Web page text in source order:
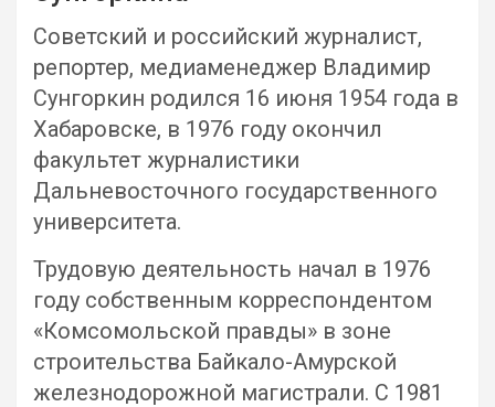
Советский и российский журналист,
репортер, медиаменеджер Владимир
Сунгоркин родился 16 июня 1954 года в
Хабаровске, в 1976 году окончил
факультет журналистики
Дальневосточного государственного
университета.
Трудовую деятельность начал в 1976
году собственным корреспондентом
«Комсомольской правды» в зоне
строительства Байкало-Амурской
железнодорожной магистрали. С 1981